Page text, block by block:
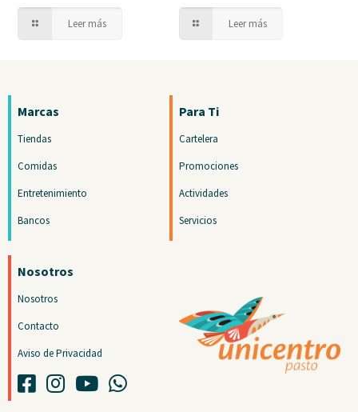
Leer más Leer más
Marcas
Tiendas
Comidas
Entretenimiento
Bancos
Para Ti
Cartelera
Promociones
Actividades
Servicios
Nosotros
Nosotros
Contacto
Aviso de Privacidad